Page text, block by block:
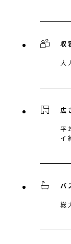
収
大
広
平
バ
総